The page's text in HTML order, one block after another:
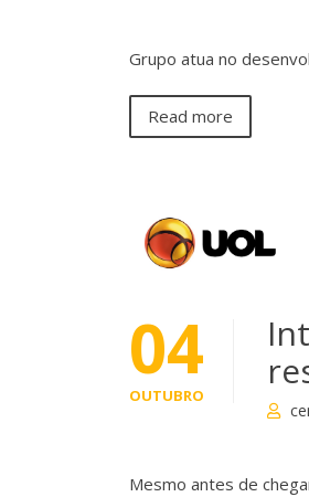
Grupo atua no
Read more
04
OUTUBRO
Mesmo antes de